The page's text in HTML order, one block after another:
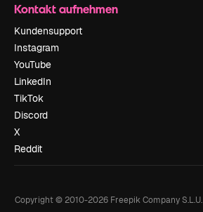
Kontakt aufnehmen
Kundensupport
Instagram
YouTube
LinkedIn
TikTok
Discord
X
Reddit
Copyright © 2010-2026Freepik Company S.L.U.